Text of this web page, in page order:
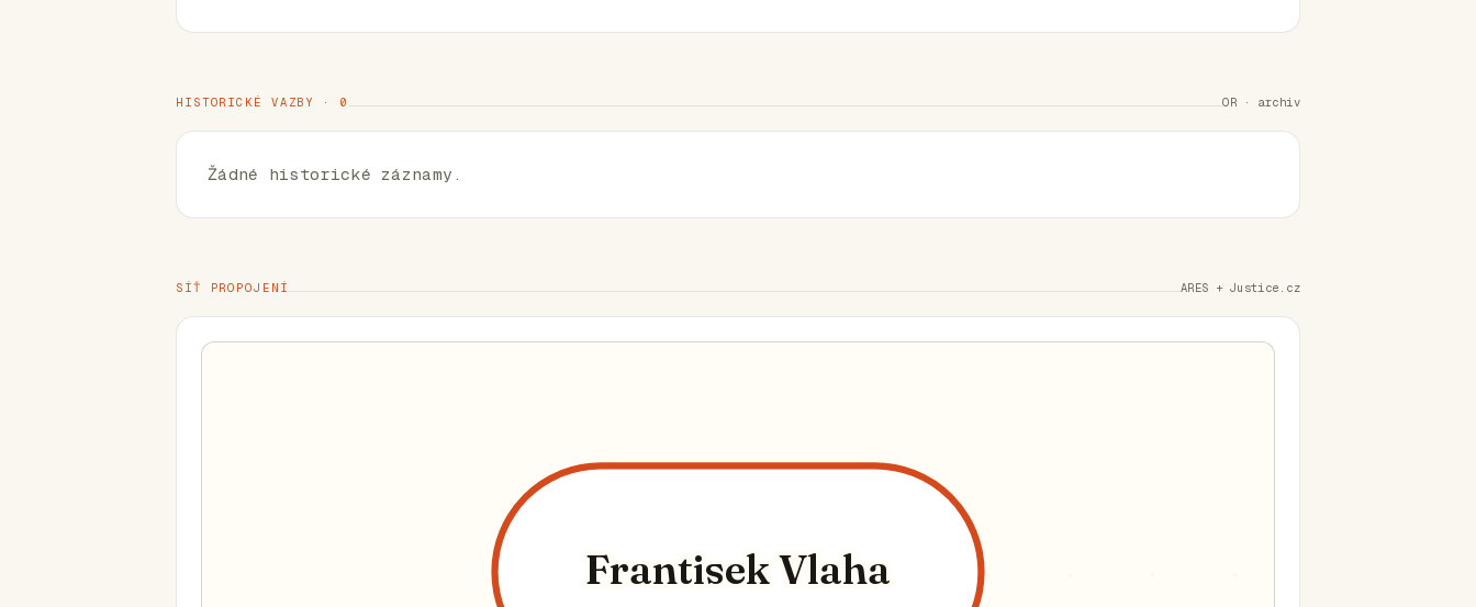
HISTORICKÉ VAZBY · 0 OR · archiv
Žádné historické záznamy.
SÍŤ PROPOJENÍ ARES + Justice.cz
Frantisek Vlaha